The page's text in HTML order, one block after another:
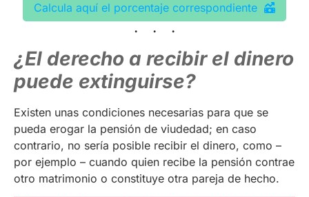
Calcula aquí el porcentaje correspondiente
¿El derecho a recibir el dinero
puede extinguirse?
Existen unas condiciones necesarias para que se
pueda erogar la pensión de viudedad; en caso
contrario, no sería posible recibir el dinero, como –
por ejemplo – cuando quien recibe la pensión contrae
otro matrimonio o constituye otra pareja de hecho.